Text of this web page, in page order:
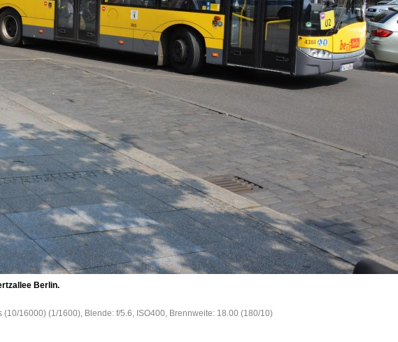
Berlin.
16000) (1/1600), Blende: f/5.6, ISO400, Brennweite: 18.00 (180/10)